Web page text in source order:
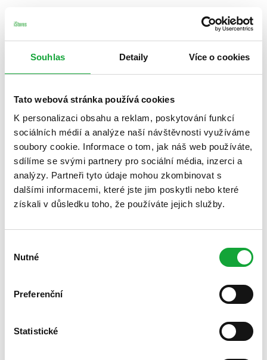
Souhlas Detaily Více o cookies
Tato webová stránka používá cookies
K personalizaci obsahu a reklam, poskytování funkcí
sociálních médií a analýze naší návštěvnosti využíváme
soubory cookie. Informace o tom, jak náš web používáte,
sdílíme se svými partnery pro sociální média, inzerci a
analýzy. Partneři tyto údaje mohou zkombinovat s
dalšími informacemi, které jste jim poskytli nebo které
získali v důsledku toho, že používáte jejich služby.
souhlasu
Nutné
Preferenční
Statistické